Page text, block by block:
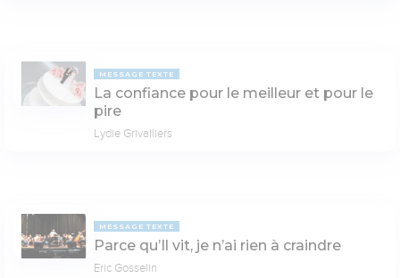
MESSAGE TEXTE
La confiance pour le meilleur et pour le
pire
Lydie Grivalliers
MESSAGE TEXTE
Parce qu’Il vit, je n’ai rien à craindre
Eric Gosselin